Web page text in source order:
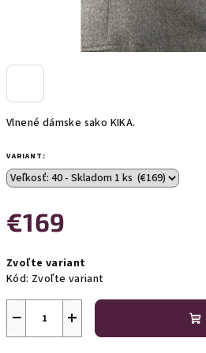
Vlnené dámske sako KIKA.
VARIANT:
€169
cena:
Zvoľte variant
Kód: Zvoľte variant
+
−